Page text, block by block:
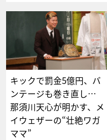
キックで罰金5億円、バ
ンテージも巻き直し…
那須川天心が明かす、メ
イウェザーの“壮絶ワガ
ママ”